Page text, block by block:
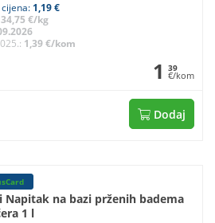
1,19 €
34,75 €/kg
1,39 €/kom
1 39
€/kom
Dodaj
Napitak na bazi prženih badema
1 l